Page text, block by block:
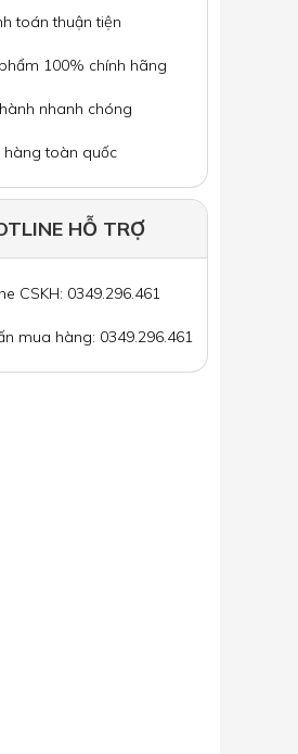
toán thuận tiện
100% chính hãng
nhanh chóng
hàng toàn quốc
HỖ TRỢ
CSKH: 0349.296.461
mua hàng: 0349.296.461